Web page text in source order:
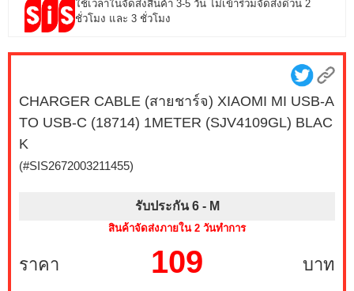
ใช้เวลาในจัดส่งสินค้า 3-5 วัน ไม่เข้าร่วมจัดส่งด่วน 2
ชั่วโมง และ 3 ชั่วโมง
CHARGER CABLE (สายชาร์จ) XIAOMI MI USB-A
TO USB-C (18714) 1METER (SJV4109GL) BLAC
K
(#SIS2672003211455)
รับประกัน 6 - M
สินค้าจัดส่งภายใน 2 วันทำการ
ราคา บาท
109